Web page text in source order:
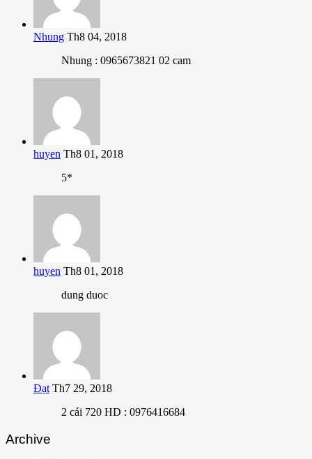
Nhung Th8 04, 2018
Nhung : 0965673821 02 cam
huyen Th8 01, 2018
5*
huyen Th8 01, 2018
dung duoc
Đạt Th7 29, 2018
2 cái 720 HD : 0976416684
Archive